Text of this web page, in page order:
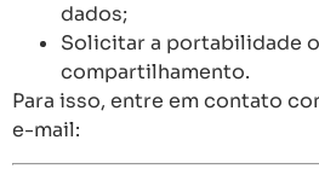
dados;
Solicitar a portabilidade
compartilhamento.
Para isso, entre em contato
e-mail: